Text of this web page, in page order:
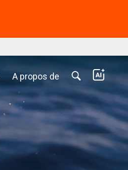
A propos de